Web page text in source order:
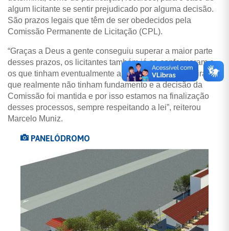
algum licitante se sentir prejudicado por alguma decisão.
São prazos legais que têm de ser obedecidos pela
Comissão Permanente de Licitação (CPL).
“Graças a Deus a gente conseguiu superar a maior parte
desses prazos, os licitantes também já se conformaram e
os que tinham eventualmente apresentado recurso viram
que realmente não tinham fundamento e a decisão da
Comissão foi mantida e por isso estamos na finalização
desses processos, sempre respeitando a lei”, reiterou
Marcelo Muniz.
PANELÓDROMO